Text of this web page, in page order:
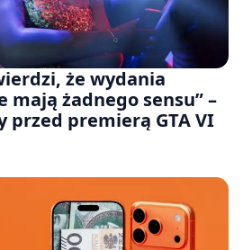
że wydania
mają żadnego sensu” –
przed premierą GTA VI